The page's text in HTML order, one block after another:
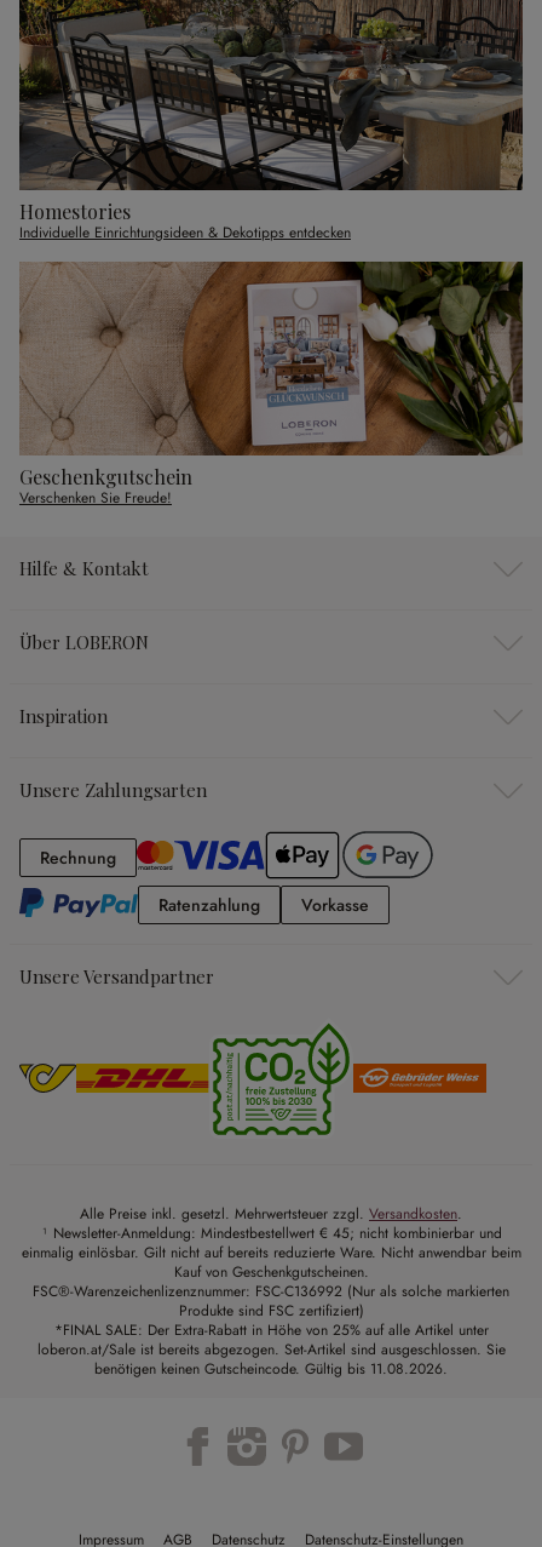
Homestories
Individuelle Einrichtungsideen & Dekotipps entdecken
Geschenkgutschein
Verschenken Sie Freude!
Hilfe & Kontakt
Über LOBERON
Inspiration
Unsere Zahlungsarten
RechnungRechnung
RatenzahlungRatenzahlung
Vorkasse
Unsere Versandpartner
Alle Preise inkl. gesetzl. Mehrwertsteuer zzgl. Versandkosten.
¹ Newsletter-Anmeldung: Mindestbestellwert € 45; nicht kombinierbar und
einmalig einlösbar. Gilt nicht auf bereits reduzierte Ware. Nicht anwendbar beim
Kauf von Geschenkgutscheinen.
FSC®-Warenzeichenlizenznummer: FSC-C136992 (Nur als solche markierten
Produkte sind FSC zertifiziert)
*FINAL SALE: Der Extra-Rabatt in Höhe von 25% auf alle Artikel unter
loberon.at/Sale ist bereits abgezogen. Set-Artikel sind ausgeschlossen. Sie
benötigen keinen Gutscheincode. Gültig bis 11.08.2026.
Impressum AGB Datenschutz Datenschutz-Einstellungen